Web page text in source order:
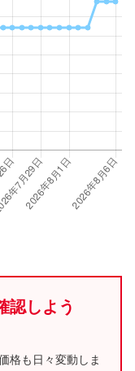
認しよう
格も日々変動しま